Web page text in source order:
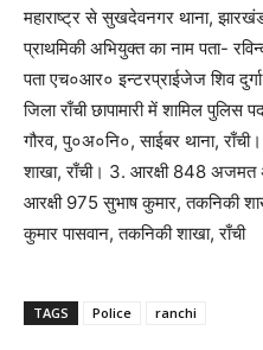
महाराष्ट्र से सुखदेवनगर थाना,
प्राथमिकी अभियुक्त का नाम पता-
पता एच०आर० इन्टरप्राईजेज शिव
जिला राँची छापामारी में शामिल पुलिस
गौरव, पु०अ०नि०, साईबर थाना,
शाखा, राँची। 3. आरक्षी 848 अजमत
आरक्षी 975 सुभाष कुमार, तकनिकी
कुमार पासवान, तकनिकी शाखा, राँची
TAGS Police ranchi